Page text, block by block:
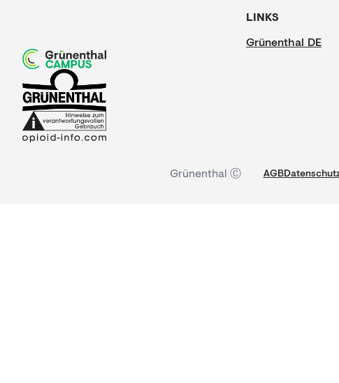
LINKS
Grünenthal DE
Grünenthal Ⓒ AGB